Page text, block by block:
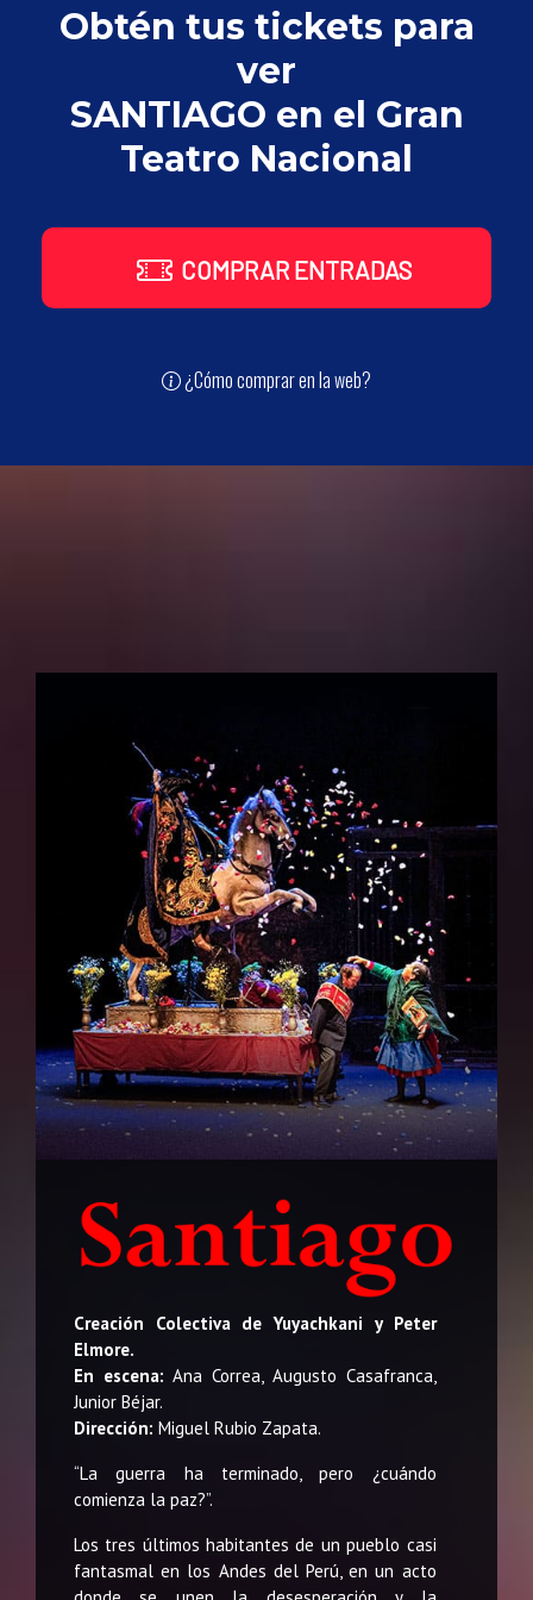
Obtén tus tickets para
ver
SANTIAGO en el Gran
Teatro Nacional
COMPRAR ENTRADAS
¿Cómo comprar en la web?
Creación Colectiva de Yuyachkani y Peter
Elmore.
En escena: Ana Correa, Augusto Casafranca,
Junior Béjar.
Dirección: Miguel Rubio Zapata.
“La guerra ha terminado, pero ¿cuándo
comienza la paz?”.
Los tres últimos habitantes de un pueblo casi
fantasmal en los Andes del Perú, en un acto